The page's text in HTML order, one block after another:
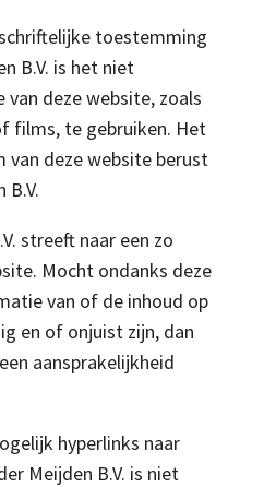
toestemming
B.V. is het niet
deze website, zoals
films, te gebruiken. Het
deze website berust
B.V.
streeft naar een zo
Mocht ondanks deze
van of de inhoud op
en of onjuist zijn, dan
aansprakelijkheid
hyperlinks naar
Meijden B.V. is niet